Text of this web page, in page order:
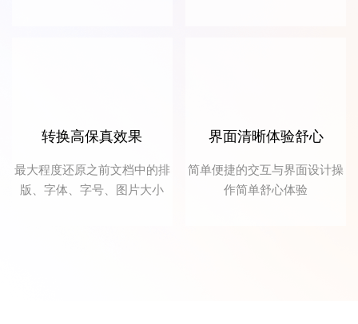
转换高保真效果
最大程度还原之前文档中的排
版、字体、字号、图片大小
界面清晰体验舒心
简单便捷的交互与界面设计操
作简单舒心体验